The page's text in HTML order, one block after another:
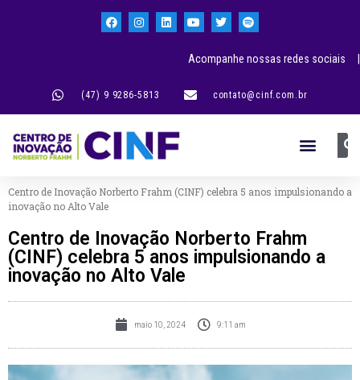
(47) 9 9286-5813 contato@cinf.com.br
Acompanhe nossas redes sociais |
Centro de Inovação Norberto Frahm (CINF) celebra 5 anos impulsionando a
inovação no Alto Vale
Centro de Inovação Norberto Frahm
(CINF) celebra 5 anos impulsionando a
inovação no Alto Vale
maio 10, 2024 9:11 am